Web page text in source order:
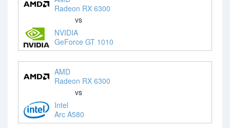
Radeon RX 6300
vs
NVIDIA
GeForce GT 1010
AMD
Radeon RX 6300
vs
Intel
Arc A580